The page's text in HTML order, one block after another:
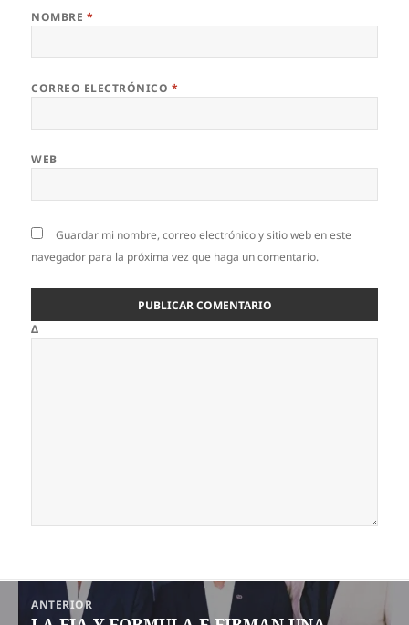
NOMBRE *
CORREO ELECTRÓNICO *
WEB
Guardar mi nombre, correo electrónico y sitio web en este
navegador para la próxima vez que haga un comentario.
Δ
Navegación
ANTERIOR